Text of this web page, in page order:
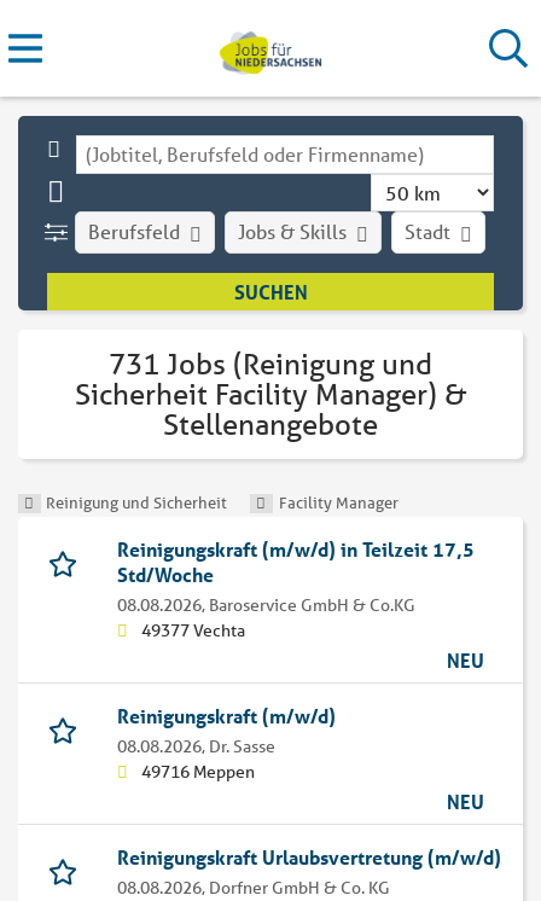
Stadt
Berufsfeld Jobs & Skills
731 Jobs (Reinigung und
Sicherheit Facility Manager) &
Stellenangebote
Reinigung und Sicherheit Facility Manager
Reinigungskraft (m/w/d) in Teilzeit 17,5
Std/Woche
08.08.2026, Baroservice GmbH & Co.KG
49377 Vechta
NEU
Reinigungskraft (m/w/d)
08.08.2026, Dr. Sasse
49716 Meppen
NEU
Reinigungskraft Urlaubsvertretung (m/w/d)
08.08.2026, Dorfner GmbH & Co. KG